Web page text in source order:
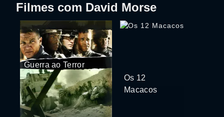
Filmes com David Morse
Guerra ao Terror
Os 12
Macacos